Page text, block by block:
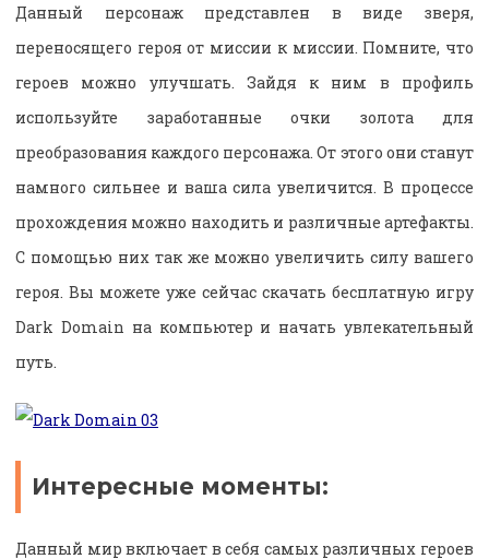
Данный персонаж представлен в виде зверя,
переносящего героя от миссии к миссии. Помните, что
героев можно улучшать. Зайдя к ним в профиль
используйте заработанные очки золота для
преобразования каждого персонажа. От этого они станут
намного сильнее и ваша сила увеличится. В процессе
прохождения можно находить и различные артефакты.
С помощью них так же можно увеличить силу вашего
героя. Вы можете уже сейчас скачать бесплатную игру
Dark Domain на компьютер и начать увлекательный
путь.
Интересные моменты:
Данный мир включает в себя самых различных героев